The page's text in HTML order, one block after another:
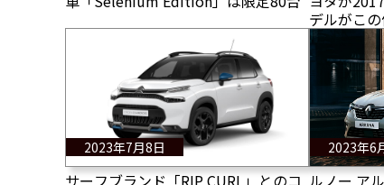
デルがこ
2023年7月8日
サーフブランド「RIP CURL」とのコ
2023年6
ルノー ア